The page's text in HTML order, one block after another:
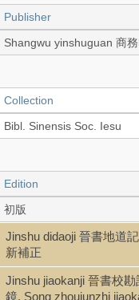
Publisher
Shangwu yinshuguan 商
Collection
Bibl. Sinensis Soc. Iesu
Edition
初版
Language
Chinese 中文[繁體]
Jinshu didaoji 晉書地道
新補正
Jinshu jiaokanji 晉書校
鏡. Song zhoujunzhi